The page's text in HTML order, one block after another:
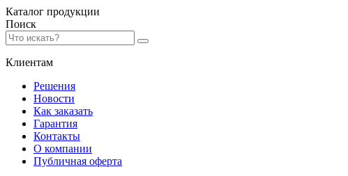
Каталог продукции
Поиск
Клиентам
Решения
Новости
Как заказать
Гарантия
Контакты
О компании
Публичная оферта